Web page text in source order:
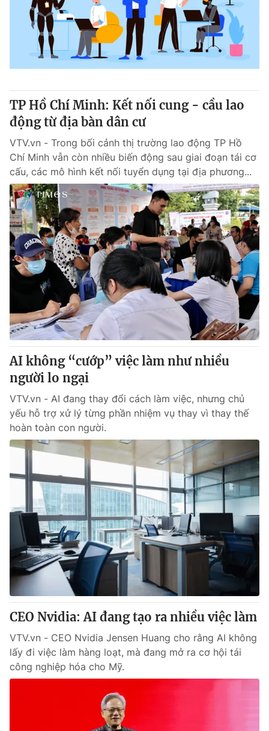
VTV Sức khoẻ Bất động sản
Thị trường 24h Tấm lòng Việt
VTV4 Vươn mình bằng AI
VTV9
Liên hệ tòa soạn English
THỜI BÁO VTV
Theo dõi báo trên
Cơ quan chủ quản:Đài Truyền hình Việt Nam
Cơ quan báo chí:Thời báo VTV
Giấy phép hoạt động báo in và báo điện tử số 483/GP-BTTTT
cấp ngày 29/12/2023
Tổng Biên tập: Vũ Thanh Thủy
Phó Tổng Biên tập:Nguyễn Thị Mỹ Hạnh, Phạm Quốc Thắng,
Tổng đài VTV:024.38 355 931 - 024.38 355 932
Ðiện thoại Thời báo VTV:
Email:toasoan@vtv.vn
Liên hệ quảng cáo:024-7300.7108
thuận bằng văn bản. Ghi rõ nguồn VTV.vn khi phát hành lại
thông tin từ website này.
TP Hồ Chí Minh: Kết nối cung - cầu lao
động từ địa bàn dân cư
VTV.vn - Trong bối cảnh thị trường lao động TP Hồ
Chí Minh vẫn còn nhiều biến động sau giai đoạn tái cơ
cấu, các mô hình kết nối tuyển dụng tại địa phương...
AI không “cướp” việc làm như nhiều
người lo ngại
VTV.vn - AI đang thay đổi cách làm việc, nhưng chủ
yếu hỗ trợ xử lý từng phần nhiệm vụ thay vì thay thế
hoàn toàn con người.
CEO Nvidia: AI đang tạo ra nhiều việc làm
VTV.vn - CEO Nvidia Jensen Huang cho rằng AI không
lấy đi việc làm hàng loạt, mà đang mở ra cơ hội tái
công nghiệp hóa cho Mỹ.